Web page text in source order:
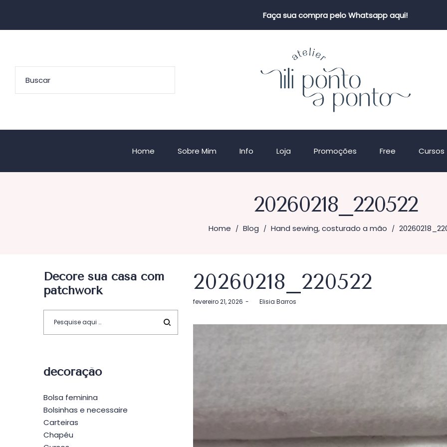
Faça sua compra pelo Whatsapp aqui!
Home Sobre Mim Info Loja Promoções Free Cursos
20260218_220522
Home / Blog / Hand sewing, costurado a mão /
20260218_220522
Postado
fevereiro 21, 2026 byElisia Barros
Decore sua casa com
patchwork
decoração
Bolsa feminina
Bolsinhas e necessaire
Carteiras
Chapéu